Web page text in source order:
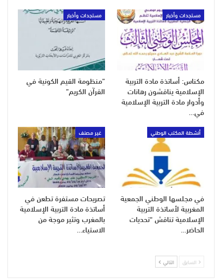
مستجدات وأخبار
مكناس: أساتذة مادة التربية
الإسلامية يناقشون رهانات
وأدوار مادة التربية الإسلامية
في…
مستجدات وأخبار
”منظومة القيم الكونية في
القرآن الكريم”
أنشطة المكتب الوطني
في مجلسها الوطني الجمعية
المغربية لأساتذة التربية
الإسلامية تناقش “تحديات
الحاضر…
غير مصنف
تصريحات مستفرة تطعن في
أساتذة مادة التربية الإسلامية
بالمغرب وتثير موجة من
الاستياء…
السابق التالي